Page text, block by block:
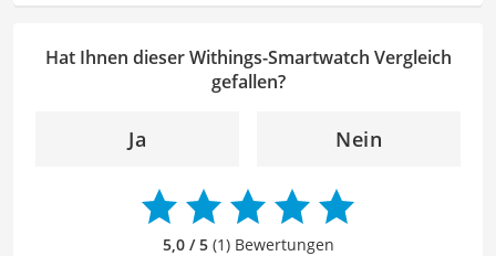
detaillierte Produktvergleiche, Kaufberatungen und
technische Analysen, um Verbrauchern dabei zu helfen,
die besten elektronischen Lösungen für ihre Bedürfnisse
Der Withings-Smartwatch-Vergleich ist aus unserer Sicht
besonders empfehlenswert für
Fitness-Enthusiasten
Hat Ihnen dieser Withings-Smartwatch Vergleich
gefallen?
Ja Nein
5,0 / 5(1) Bewertungen